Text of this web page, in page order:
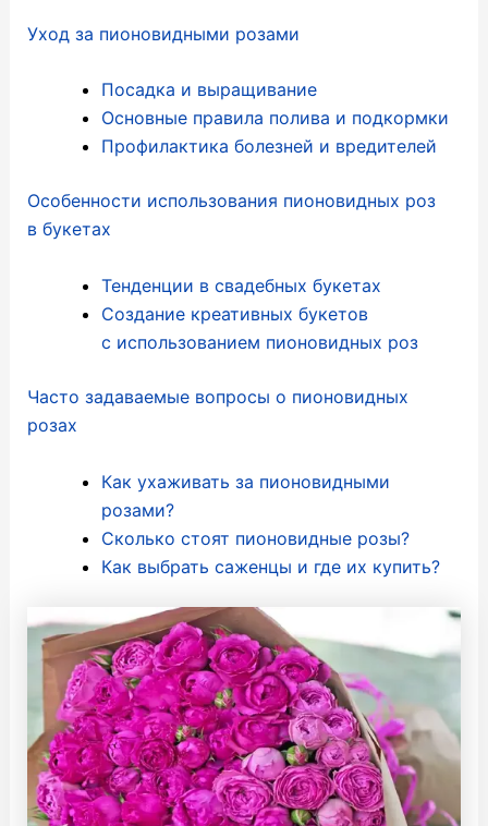
Уход за пионовидными розами
Посадка и выращивание
Основные правила полива и подкормки
Профилактика болезней и вредителей
Особенности использования пионовидных роз
в букетах
Тенденции в свадебных букетах
Создание креативных букетов
с использованием пионовидных роз
Часто задаваемые вопросы о пионовидных
розах
Как ухаживать за пионовидными
розами?
Сколько стоят пионовидные розы?
Как выбрать саженцы и где их купить?